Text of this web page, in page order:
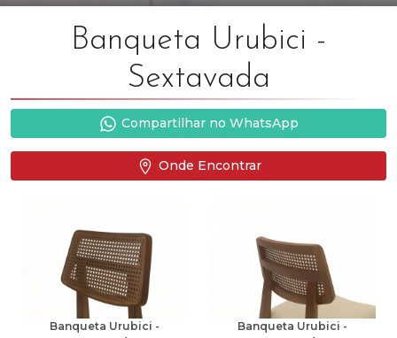
Banqueta Urubici -
Sextavada
Compartilhar no WhatsApp
Onde Encontrar
Banqueta Urubici -
Banqueta Urubici -